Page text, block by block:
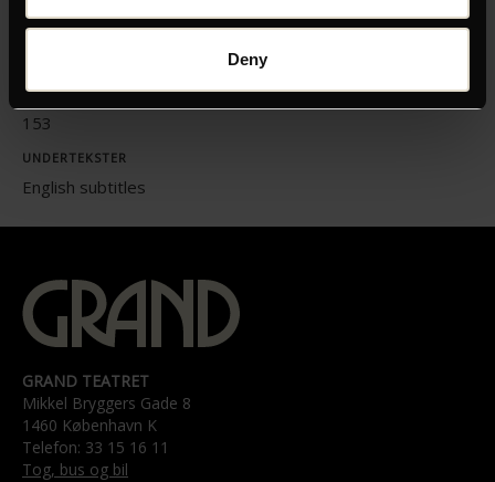
Deny
ORIGINAL TITEL
Italiensk 2021: Il Traditore/The Traitor
LÆNGDE
153
UNDERTEKSTER
English subtitles
GRAND TEATRET
Mikkel Bryggers Gade 8
1460 København K
Telefon: 33 15 16 11
Tog, bus og bil